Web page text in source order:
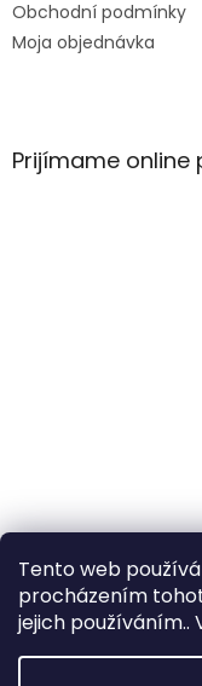
Tento web
procházením
jejich
Obchodní podmínky
Moja objednávka
Prijímame online